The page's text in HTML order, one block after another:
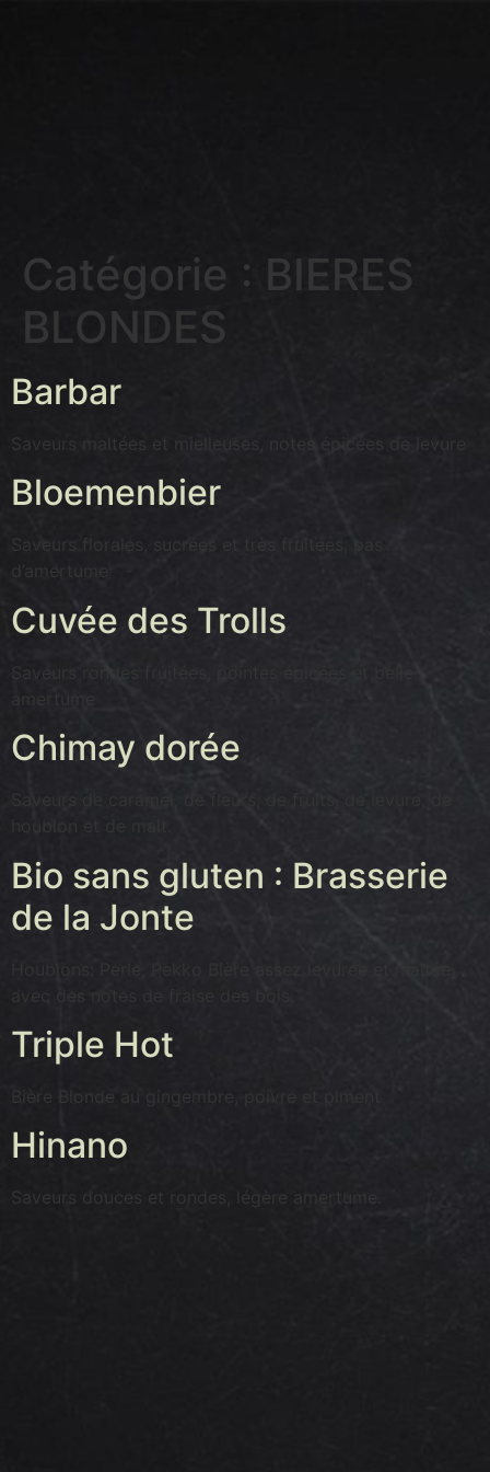
Catégorie : BIERES
BLONDES
Barbar
Saveurs maltées et mielleuses, notes épicées de levure
Bloemenbier
Saveurs florales, sucrées et très fruitées, pas
d’amertume
Cuvée des Trolls
Saveurs rondes fruitées, pointes épicées et belle
Chimay dorée
Bio sans gluten : Brasserie
de la Jonte
Triple Hot
Bière Blonde au gingembre, poivre et piment
Hinano
Saveurs douces et rondes, légère amertume.